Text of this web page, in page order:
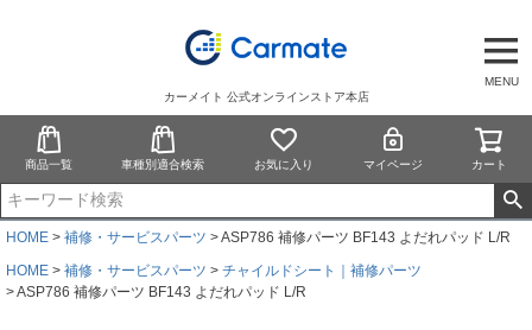
MENU
カーメイト 公式オンラインストア本店
商品一覧 車種別適合検索 お気に入り マイページ カート
HOME 補修・サービスパーツ
ASP786 補修パーツ BF143 よだれパッド L/R
HOME
補修・サービスパーツ
チャイルドシート｜補修パーツ
ASP786 補修パーツ BF143 よだれパッド L/R